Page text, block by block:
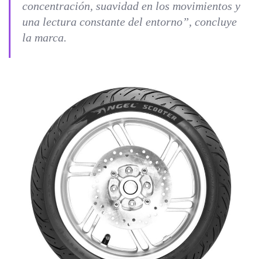
concentración, suavidad en los movimientos y
una lectura constante del entorno”, concluye
la marca.